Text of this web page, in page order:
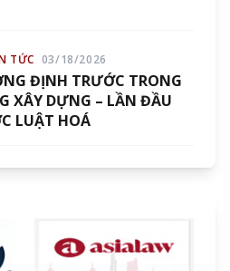
TỨC 03/18/2026
ĐỊNH TRƯỚC TRONG
XÂY DỰNG – LẦN ĐẦU
LUẬT HOÁ